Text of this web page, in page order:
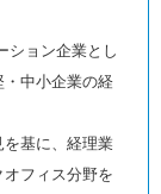
ション企業とし
中小企業の経
基に、経理業
フィス分野を